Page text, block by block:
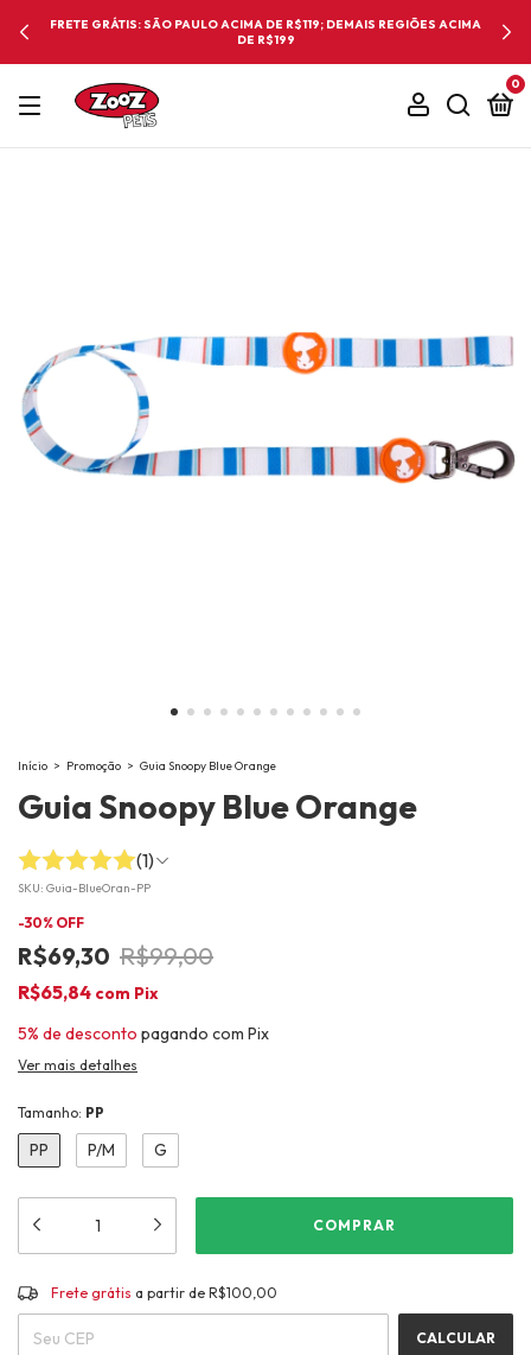
FRETE GRÁTIS: SÃO PAULO ACIMA DE R$119; DEMAIS REGIÕES ACIMA
DE R$199
0
Início > Promoção > Guia Snoopy Blue Orange
Guia Snoopy Blue Orange
(1)
SKU: Guia-BlueOran-PP
-30% OFF
R$69,30 R$99,00
R$65,84 com Pix
5% de desconto pagando com Pix
Ver mais detalhes
Tamanho: PP
PP P/M G
Frete grátis R$100,00
ALTERAR CEP
Frete grátis a partir deR$100,00
CALCULAR